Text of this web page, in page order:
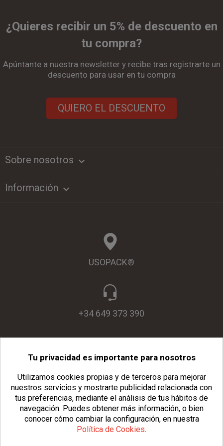
¿Quieres recibir un 5% de descuento en
tu compra?
Apúntante a nuestra newsletter y recibe tras registrarte un
descuento para usar en tu compra
QUIERO EL DESCUENTO
Sobre nosotros keyboard_arrow_down
Información 
USOPACK®
+34 649 373 390
info@usopack.com
Tu privacidad es importante para nosotros
Utilizamos cookies propias y de terceros para mejorar
nuestros servicios y mostrarte publicidad relacionada con
tus preferencias, mediante el análisis de tus hábitos de
navegación. Puedes obtener más información, o bien
conocer cómo cambiar la configuración, en nuestra
Política de Cookies.